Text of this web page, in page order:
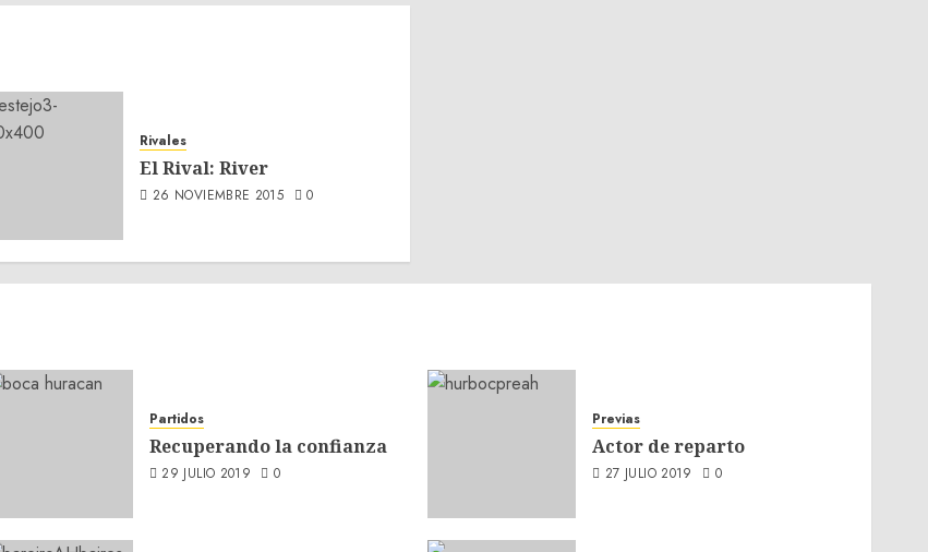
Rivales
El Rival: River
26 NOVIEMBRE 2015 0
Partidos
Recuperando la confianza
29 JULIO 2019 0
Previas
Actor de reparto
27 JULIO 2019 0